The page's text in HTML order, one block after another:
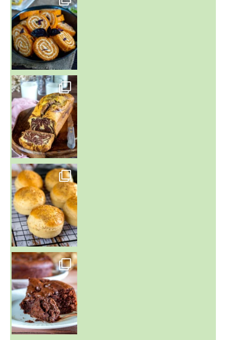
~ BUNS MAISON ~
Un peu de boulange par ici au
~ GÂTEAU FONDANT CHOCO NOISETTE ~
C'est lundi